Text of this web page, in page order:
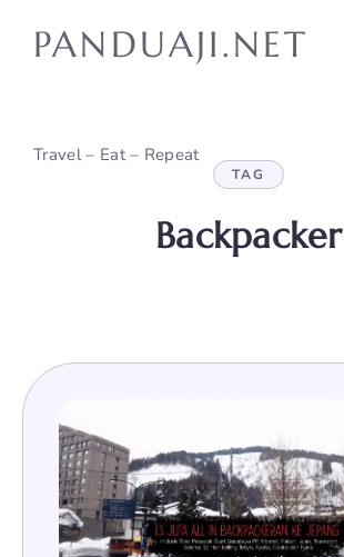
PANDUAJI.NET
Travel – Eat – Repeat
TAG
Backpacker